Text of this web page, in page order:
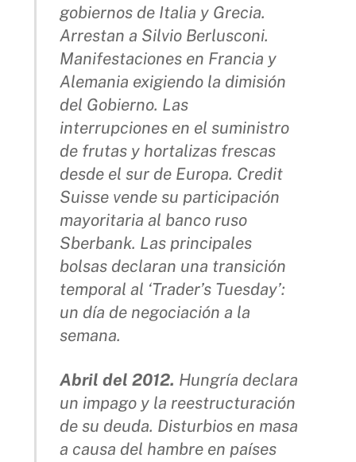
gobiernos de Italia y Grecia.
Arrestan a Silvio Berlusconi.
Manifestaciones en Francia y
Alemania exigiendo la dimisión
del Gobierno. Las
interrupciones en el suministro
de frutas y hortalizas frescas
desde el sur de Europa. Credit
Suisse vende su participación
mayoritaria al banco ruso
Sberbank. Las principales
bolsas declaran una transición
temporal al ‘Trader’s Tuesday’:
un día de negociación a la
semana.
Abril del 2012. Hungría declara
un impago y la reestructuración
de su deuda. Disturbios en masa
a causa del hambre en países